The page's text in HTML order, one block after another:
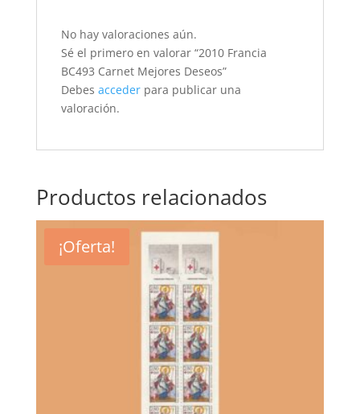
No hay valoraciones aún.
Sé el primero en valorar “2010 Francia
BC493 Carnet Mejores Deseos”
Debes accederpara publicar una
valoración.
Productos relacionados
¡Oferta!